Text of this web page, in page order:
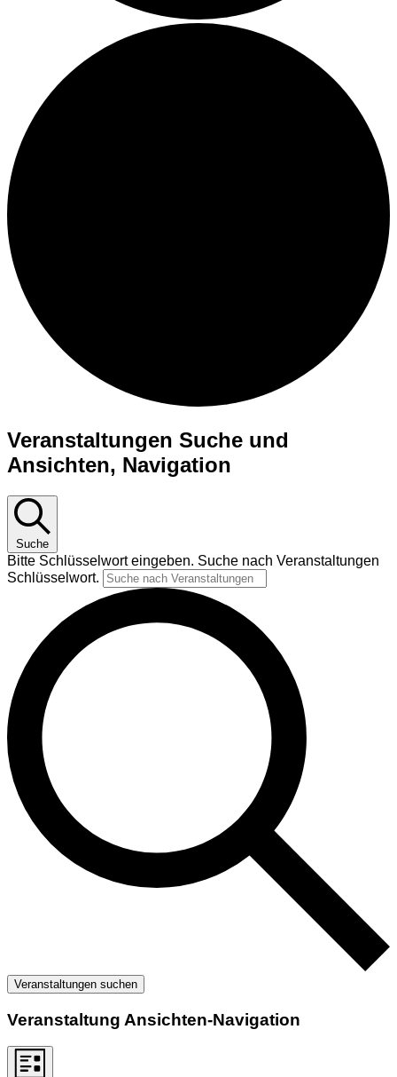
Veranstaltungen
Veranstaltungen Suche und
Ansichten, Navigation
Suche
Bitte Schlüsselwort eingeben. Suche nach Veranstaltungen
Schlüsselwort.
Veranstaltungen suchen
Veranstaltung Ansichten-Navigation